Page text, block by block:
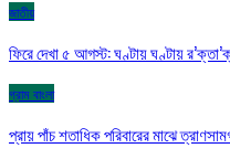
জাতীয়
ফিরে দেখা ৫ আগস্ট: ঘণ্টায় ঘণ্টায়
গ্রাম বাংলা
প্রায় পাঁচ শতাধিক পরিবারের মাঝে